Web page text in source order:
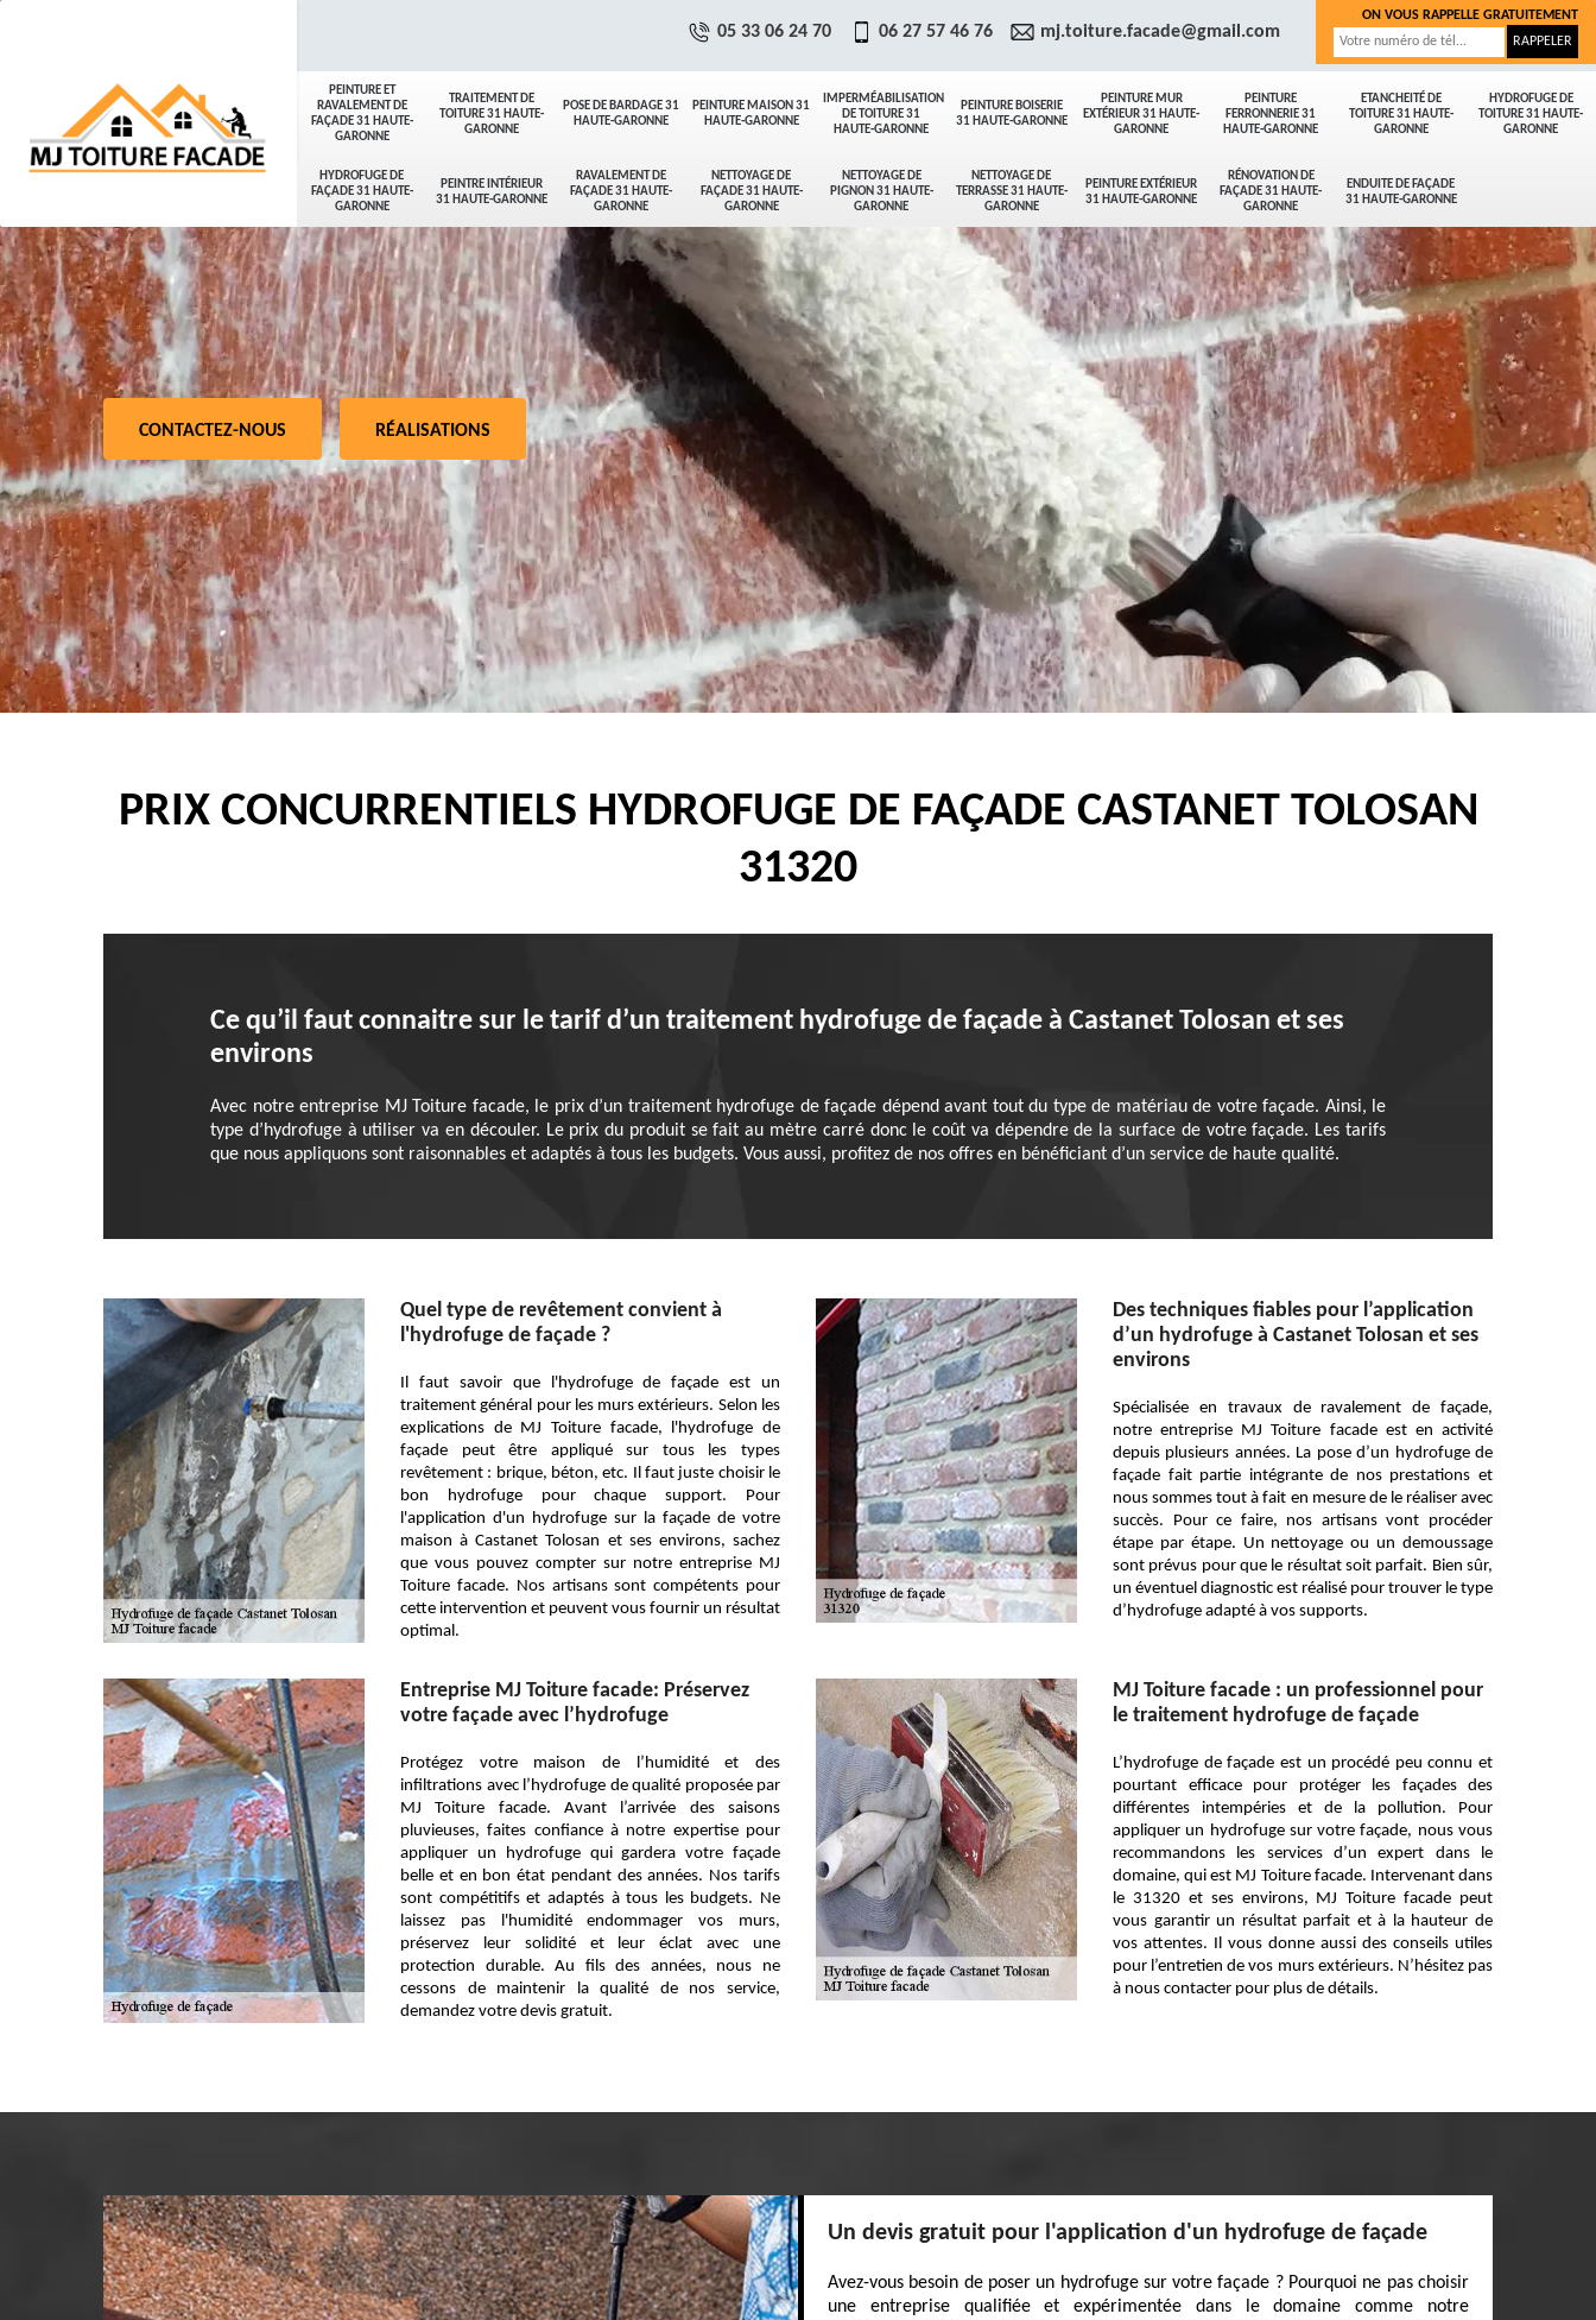
PEINTURE ET
RAVALEMENT DE
FAÇADE 31 HAUTE-
GARONNE
TRAITEMENT DE
TOITURE 31 HAUTE-
GARONNE
POSE DE BARDAGE 31
HAUTE-GARONNE
PEINTURE MAISON 31
HAUTE-GARONNE
IMPERMÉABILISATION
DE TOITURE 31
HAUTE-GARONNE
PEINTURE BOISERIE
31 HAUTE-GARONNE
PEINTURE MUR
EXTÉRIEUR 31 HAUTE-
GARONNE
PEINTURE
FERRONNERIE 31
HAUTE-GARONNE
ETANCHEITÉ DE
TOITURE 31 HAUTE-
GARONNE
HYDROFUGE DE
TOITURE 31 HAUTE-
GARONNE
HYDROFUGE DE
FAÇADE 31 HAUTE-
GARONNE
PEINTRE INTÉRIEUR
31 HAUTE-GARONNE
RAVALEMENT DE
FAÇADE 31 HAUTE-
GARONNE
NETTOYAGE DE
FAÇADE 31 HAUTE-
GARONNE
NETTOYAGE DE
PIGNON 31 HAUTE-
GARONNE
NETTOYAGE DE
TERRASSE 31 HAUTE-
GARONNE
PEINTURE EXTÉRIEUR
31 HAUTE-GARONNE
RÉNOVATION DE
FAÇADE 31 HAUTE-
GARONNE
ENDUITE DE FAÇADE
31 HAUTE-GARONNE
05 33 06 24 70 06 27 57 46 76 mj.toiture.facade@gmail.com
ON VOUS RAPPELLE GRATUITEMENT
CONTACTEZ-NOUS RÉALISATIONS
PRIX CONCURRENTIELS HYDROFUGE DE FAÇADE CASTANET TOLOSAN
31320
Ce qu’il faut connaitre sur le tarif d’un traitement hydrofuge de façade à Castanet Tolosan et ses
environs
Avec notre entreprise MJ Toiture facade, le prix d’un traitement hydrofuge de façade dépend avant tout du type de matériau de votre façade. Ainsi, le
type d’hydrofuge à utiliser va en découler. Le prix du produit se fait au mètre carré donc le coût va dépendre de la surface de votre façade. Les tarifs
que nous appliquons sont raisonnables et adaptés à tous les budgets. Vous aussi, profitez de nos offres en bénéficiant d’un service de haute qualité.
Quel type de revêtement convient à
l'hydrofuge de façade ?
Il faut savoir que l'hydrofuge de façade est un
traitement général pour les murs extérieurs. Selon les
explications de MJ Toiture facade, l'hydrofuge de
façade peut être appliqué sur tous les types
revêtement : brique, béton, etc. Il faut juste choisir le
bon hydrofuge pour chaque support. Pour
l'application d'un hydrofuge sur la façade de votre
maison à Castanet Tolosan et ses environs, sachez
que vous pouvez compter sur notre entreprise MJ
Toiture facade. Nos artisans sont compétents pour
cette intervention et peuvent vous fournir un résultat
optimal.
Des techniques fiables pour l’application
d’un hydrofuge à Castanet Tolosan et ses
environs
Spécialisée en travaux de ravalement de façade,
notre entreprise MJ Toiture facade est en activité
depuis plusieurs années. La pose d’un hydrofuge de
façade fait partie intégrante de nos prestations et
nous sommes tout à fait en mesure de le réaliser avec
succès. Pour ce faire, nos artisans vont procéder
étape par étape. Un nettoyage ou un demoussage
sont prévus pour que le résultat soit parfait. Bien sûr,
un éventuel diagnostic est réalisé pour trouver le type
d’hydrofuge adapté à vos supports.
Entreprise MJ Toiture facade: Préservez
votre façade avec l’hydrofuge
Protégez votre maison de l’humidité et des
infiltrations avec l’hydrofuge de qualité proposée par
MJ Toiture facade. Avant l’arrivée des saisons
pluvieuses, faites confiance à notre expertise pour
appliquer un hydrofuge qui gardera votre façade
belle et en bon état pendant des années. Nos tarifs
sont compétitifs et adaptés à tous les budgets. Ne
laissez pas l'humidité endommager vos murs,
préservez leur solidité et leur éclat avec une
protection durable. Au fils des années, nous ne
cessons de maintenir la qualité de nos service,
demandez votre devis gratuit.
MJ Toiture facade : un professionnel pour
le traitement hydrofuge de façade
L’hydrofuge de façade est un procédé peu connu et
pourtant efficace pour protéger les façades des
différentes intempéries et de la pollution. Pour
appliquer un hydrofuge sur votre façade, nous vous
recommandons les services d’un expert dans le
domaine, qui est MJ Toiture facade. Intervenant dans
le 31320 et ses environs, MJ Toiture facade peut
vous garantir un résultat parfait et à la hauteur de
vos attentes. Il vous donne aussi des conseils utiles
pour l’entretien de vos murs extérieurs. N’hésitez pas
à nous contacter pour plus de détails.
Un devis gratuit pour l'application d'un hydrofuge de façade
Avez-vous besoin de poser un hydrofuge sur votre façade ? Pourquoi ne pas choisir
une entreprise qualifiée et expérimentée dans le domaine comme notre